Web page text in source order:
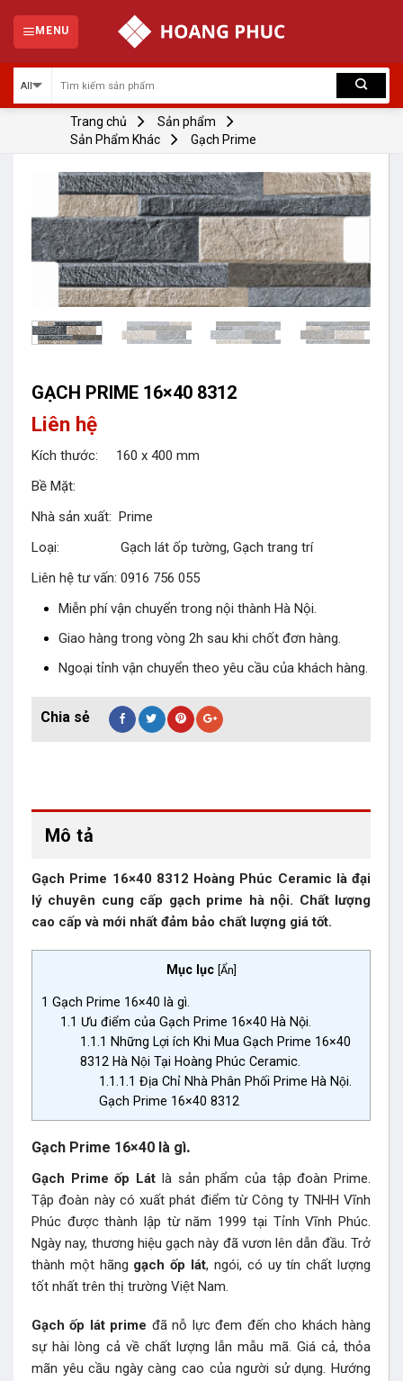
content
MENU
Trang chủ
Sản phẩm
Sản Phẩm Khác
Gạch Prime
GẠCH PRIME 16×40 8312
Liên hệ
Kích thước: 160 x 400 mm
Bề Mặt:
Nhà sản xuất: Prime
Loại: Gạch lát ốp tường, Gạch trang trí
Liên hệ tư vấn: 0916 756 055
Miễn phí vận chuyển trong nội thành Hà Nội.
Giao hàng trong vòng 2h sau khi chốt đơn hàng.
Ngoại tỉnh vận chuyển theo yêu cầu của khách hàng.
Mô tả
Gạch Prime 16×40 8312 Hoàng Phúc Ceramic là đại
lý chuyên cung cấp gạch prime hà nội. Chất lượng
cao cấp và mới nhất đảm bảo chất lượng giá tốt.
Mục lục Ẩn
1 Gạch Prime 16×40 là gì.
1.1 Ưu điểm của Gạch Prime 16×40 Hà Nội.
1.1.1 Những Lợi ích Khi Mua Gạch Prime 16×40
8312 Hà Nội Tại Hoàng Phúc Ceramic.
1.1.1.1 Địa Chỉ Nhà Phân Phối Prime Hà Nội.
Gạch Prime 16×40 8312
Gạch Prime 16×40 là gì.
Gạch Prime ốp Lát là sản phẩm của tập đoàn Prime.
Tập đoàn này có xuất phát điểm từ Công ty TNHH Vĩnh
Phúc được thành lập từ năm 1999 tại Tỉnh Vĩnh Phúc.
Ngày nay, thương hiệu gạch này đã vươn lên dẫn đầu. Trở
thành một hãng gạch ốp lát, ngói, có uy tín chất lượng
tốt nhất trên thị trường Việt Nam.
Gạch ốp lát prime đã nỗ lực đem đến cho khách hàng
sự hài lòng cả về chất lượng lẫn mẫu mã. Giá cả, thỏa
mãn yêu cầu ngày càng cao của người sử dụng. Hướng